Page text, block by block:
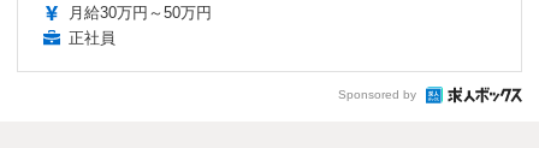
月給30万円～50万円
正社員
Sponsored by